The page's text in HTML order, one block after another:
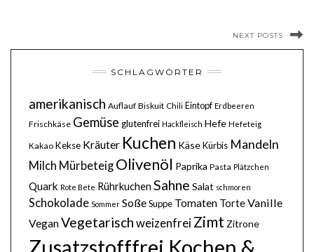
NEXT POSTS
SCHLAGWÖRTER
amerikanisch Auflauf Biskuit Chili Eintopf Erdbeeren
Frischkäse Gemüse glutenfrei Hackfleisch Hefe Hefeteig
Kakao Kekse Kräuter Kuchen KäseKürbis Mandeln
Milch Mürbeteig Olivenöl Paprika Pasta Plätzchen
Quark Rote Bete Rührkuchen Sahne Salat schmoren
Schokolade Sommer SoßeSuppe Tomaten TorteVanille
VeganVegetarisch weizenfrei Zimt Zitrone
Zusatzstofffrei Kochen &